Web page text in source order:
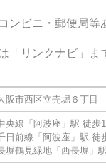
ンビニ・郵便局等
「リンクナビ」ま
阪市西区立売堀 ６丁目
央線 「 阿波座 」駅 徒歩
日前線 「 阿波座 」駅 徒
堀鶴見緑地 「 西長堀 」